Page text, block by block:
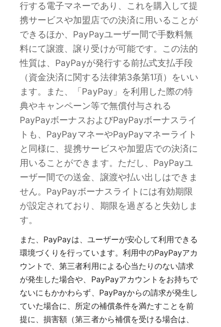
行する電子マネーであり、これを購入して提
携サービスや加盟店での決済に用いることが
できるほか、PayPayユーザー間で手数料無
料にて譲渡、譲り受けが可能です。この法的
性質は、PayPayが発行する前払式支払手段
（資金決済に関する法律第3条第1項）をいい
ます。また、「PayPay」を利用した際の特
典やキャンペーン等で無償付与される
PayPayボーナスおよびPayPayボーナスライ
トも、PayPayマネーやPayPayマネーライト
と同様に、提携サービスや加盟店での決済に
用いることができます。ただし、PayPayユ
ーザー間での送金、譲渡や払い出しはできま
せん。PayPayボーナスライトには有効期限
が設定されており、期限を過ぎると失効しま
す。
また、PayPayは、ユーザーが安心して利用できる
環境づくりを行っています。利用中のPayPayアカ
ウントで、第三者利用による心当たりのない請求
が発生した場合や、PayPayアカウントをお持ちで
ないにもかかわらず、PayPayからの請求が発生し
ていた場合に、所定の補償条件を満たすことを前
提に、損害額（第三者から補償を受ける場合は、